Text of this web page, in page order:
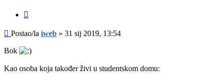
Post
Postao/la iweb » 31 sij 2019, 13:54
Bok
Kao osoba koja također živi u studentskom domu: